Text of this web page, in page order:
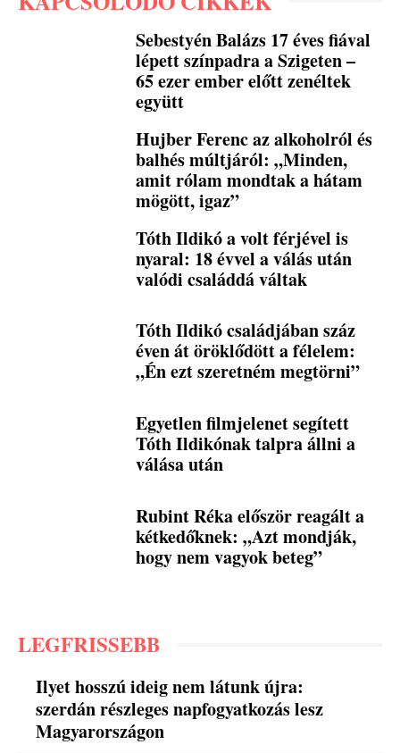
Sebestyén Balázs 17 éves fiával
lépett színpadra a Szigeten –
65 ezer ember előtt zenéltek
együtt
Hujber Ferenc az alkoholról és
balhés múltjáról: „Minden,
amit rólam mondtak a hátam
mögött, igaz”
Tóth Ildikó a volt férjével is
nyaral: 18 évvel a válás után
valódi családdá váltak
Tóth Ildikó családjában száz
éven át öröklődött a félelem:
„Én ezt szeretném megtörni”
Egyetlen filmjelenet segített
Tóth Ildikónak talpra állni a
válása után
Rubint Réka először reagált a
kétkedőknek: „Azt mondják,
hogy nem vagyok beteg”
LEGFRISSEBB
Ilyet hosszú ideig nem látunk újra:
szerdán részleges napfogyatkozás lesz
Magyarországon